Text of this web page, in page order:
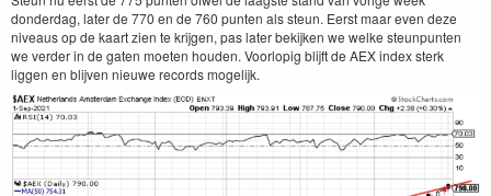
donderdag, later de 770 en de 760 punten als steun. Eerst maar even deze
niveaus op de kaart zien te krijgen, pas later bekijken we welke steunpunten
we verder in de gaten moeten houden. Voorlopig blijft de AEX index sterk
liggen en blijven nieuwe records mogelijk.